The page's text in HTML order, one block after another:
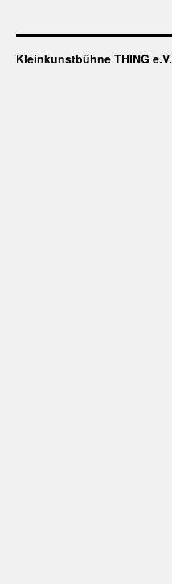
Kleinkunstbühne THING e.V.